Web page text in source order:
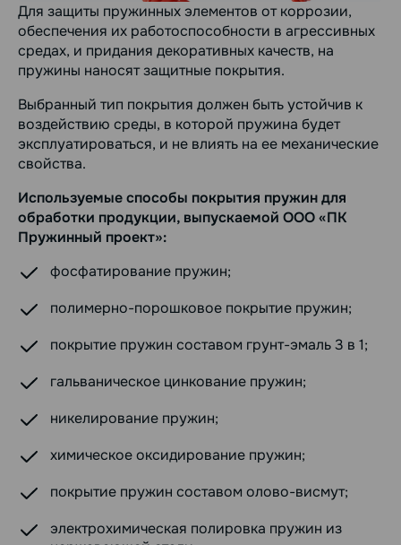
Для защиты пружинных элементов от коррозии,
обеспечения их работоспособности в агрессивных
средах, и придания декоративных качеств, на
пружины наносят защитные покрытия.
Выбранный тип покрытия должен быть устойчив к
воздействию среды, в которой пружина будет
эксплуатироваться, и не влиять на ее механические
свойства.
Используемые способы покрытия пружин для
обработки продукции, выпускаемой ООО «ПК
Пружинный проект»:
фосфатирование пружин;
полимерно-порошковое покрытие пружин;
покрытие пружин составом грунт-эмаль 3 в 1;
гальваническое цинкование пружин;
никелирование пружин;
химическое оксидирование пружин;
покрытие пружин составом олово-висмут;
электрохимическая полировка пружин из